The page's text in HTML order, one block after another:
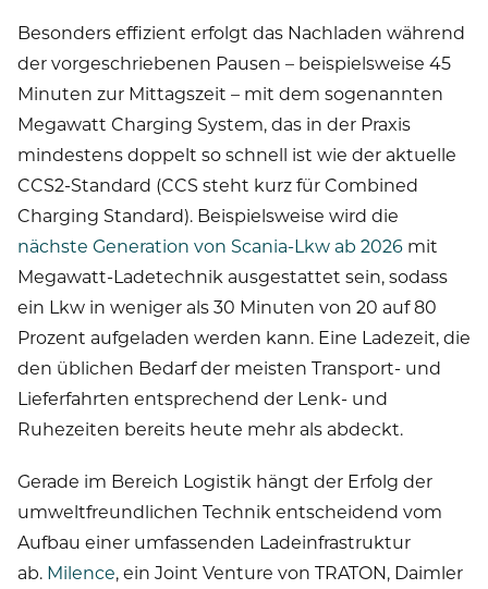
Besonders effizient erfolgt das Nachladen während
der vorgeschriebenen Pausen – beispielsweise 45
Minuten zur Mittagszeit – mit dem sogenannten
Megawatt Charging System, das in der Praxis
mindestens doppelt so schnell ist wie der aktuelle
CCS2-Standard (CCS steht kurz für Combined
Charging Standard). Beispielsweise wird die
nächste Generation von Scania-Lkw ab 2026 mit
Megawatt-Ladetechnik ausgestattet sein, sodass
ein Lkw in weniger als 30 Minuten von 20 auf 80
Prozent aufgeladen werden kann. Eine Ladezeit, die
den üblichen Bedarf der meisten Transport- und
Lieferfahrten entsprechend der Lenk- und
Ruhezeiten bereits heute mehr als abdeckt.
Gerade im Bereich Logistik hängt der Erfolg der
umweltfreundlichen Technik entscheidend vom
Aufbau einer umfassenden Ladeinfrastruktur
ab. Milence, ein Joint Venture von TRATON, Daimler